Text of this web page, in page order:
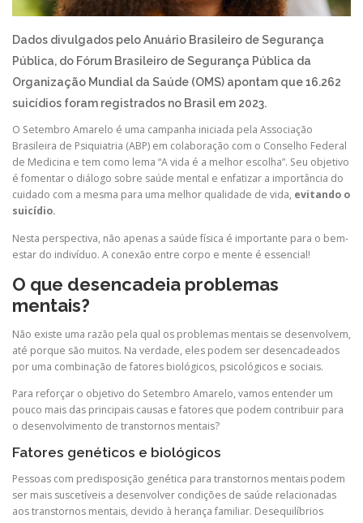
Dados divulgados pelo Anuário Brasileiro de Segurança
Pública, do Fórum Brasileiro de Segurança Pública da
Organização Mundial da Saúde (OMS) apontam que 16.262
suicídios foram registrados no Brasil em 2023.
O Setembro Amarelo é uma campanha iniciada pela Associação
Brasileira de Psiquiatria (ABP) em colaboração com o Conselho Federal
de Medicina e tem como lema “A vida é a melhor escolha”. Seu objetivo
é fomentar o diálogo sobre saúde mental e enfatizar a importância do
cuidado com a mesma para uma melhor qualidade de vida, evitando o
suicídio.
Nesta perspectiva, não apenas a saúde física é importante para o bem-
estar do indivíduo. A conexão entre corpo e mente é essencial!
O que desencadeia problemas
mentais?
Não existe uma razão pela qual os problemas mentais se desenvolvem,
até porque são muitos. Na verdade, eles podem ser desencadeados
por uma combinação de fatores biológicos, psicológicos e sociais.
Para reforçar o objetivo do Setembro Amarelo, vamos entender um
pouco mais das principais causas e fatores que podem contribuir para
o desenvolvimento de transtornos mentais?
Fatores genéticos e biológicos
Pessoas com predisposição genética para transtornos mentais podem
ser mais suscetíveis a desenvolver condições de saúde relacionadas
aos transtornos mentais, devido à herança familiar. Desequilíbrios